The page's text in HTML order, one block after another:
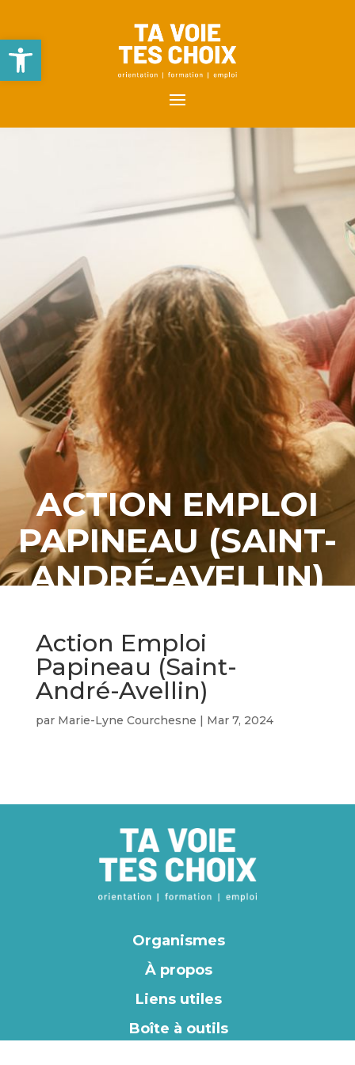
Ouvrir la barre d’outils
ACTION EMPLOI
PAPINEAU (SAINT-
ANDRÉ-AVELLIN)
Action Emploi
Papineau (Saint-
André-Avellin)
par Marie-Lyne Courchesne | Mar 7, 2024
Organismes
À propos
Liens utiles
Boîte à outils